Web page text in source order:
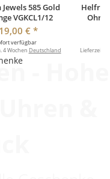
585 Gold
VGKCL1/12
€ *
verfügbar
4 Wochen Deutschland
Lieferzeit:
- Hohe